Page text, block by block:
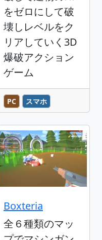
をゼロにして破
壊しレベルをク
リアしていく3D
爆破アクション
ゲーム
PC スマホ
Boxteria
全６種類のマッ